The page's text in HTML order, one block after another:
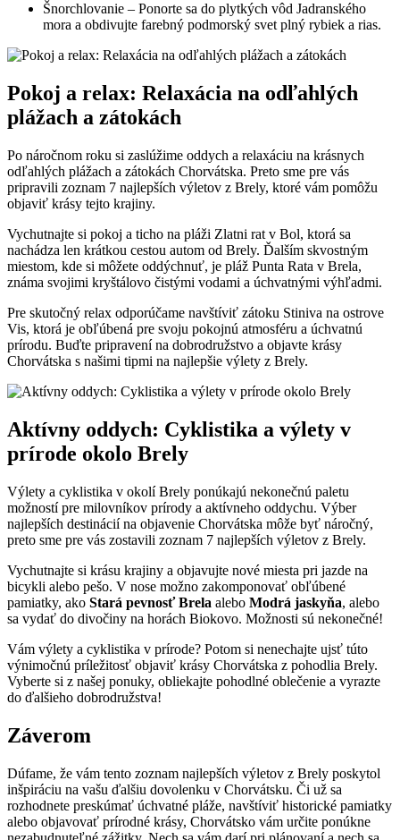
Šnorchlovanie – Ponorte sa do plytkých vôd Jadranského
mora a obdivujte farebný podmorský svet plný rybiek a rias.
Pokoj a relax: Relaxácia na odľahlých
plážach a zátokách
Po náročnom roku si zaslúžime oddych a relaxáciu na krásnych
odľahlých plážach a zátokách Chorvátska. Preto sme pre vás
pripravili zoznam 7 najlepších výletov z Brely, ktoré vám pomôžu
objaviť krásy tejto krajiny.
Vychutnajte si pokoj a ticho na pláži Zlatni rat v Bol, ktorá sa
nachádza len krátkou cestou autom od Brely. Ďalším skvostným
miestom, kde si môžete oddýchnuť, je pláž Punta Rata v Brela,
známa svojimi kryštálovo čistými vodami a úchvatnými výhľadmi.
Pre skutočný relax odporúčame navštíviť zátoku Stiniva na ostrove
Vis, ktorá je obľúbená pre svoju pokojnú atmosféru a úchvatnú
prírodu. Buďte pripravení na dobrodružstvo a objavte krásy
Chorvátska s našimi tipmi na najlepšie výlety z Brely.
Aktívny oddych: Cyklistika a výlety v
prírode okolo Brely
Výlety a cyklistika v okolí Brely ponúkajú nekonečnú paletu
možností pre milovníkov prírody a aktívneho oddychu. Výber
najlepších destinácií na objavenie Chorvátska môže byť náročný,
preto sme pre vás zostavili zoznam 7 najlepších výletov z Brely.
Vychutnajte si krásu krajiny a objavujte nové miesta pri jazde na
bicykli alebo pešo. V nose možno zakomponovať obľúbené
pamiatky, ako Stará pevnosť Brela alebo Modrá jaskyňa, alebo
sa vydať do divočiny na horách Biokovo. Možnosti sú nekonečné!
Vám výlety a cyklistika v prírode? Potom si nenechajte ujsť túto
výnimočnú príležitosť objaviť krásy Chorvátska z pohodlia Brely.
Vyberte si z našej ponuky, obliekajte pohodlné oblečenie a vyrazte
do ďalšieho dobrodružstva!
Záverom
Dúfame, že vám tento zoznam najlepších výletov z Brely poskytol
inšpiráciu na vašu ďalšiu dovolenku v Chorvátsku. Či už sa
rozhodnete preskúmať úchvatné pláže, navštíviť historické pamiatky
alebo objavovať prírodné krásy, Chorvátsko vám určite ponúkne